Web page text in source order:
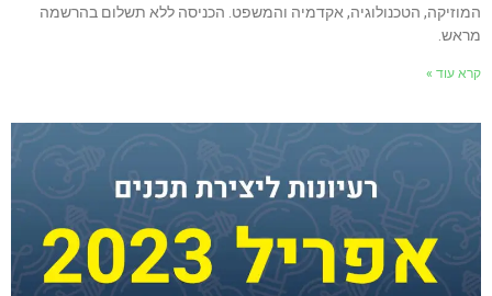
המוזיקה, הטכנולוגיה, אקדמיה והמשפט. הכניסה ללא תשלום בהרשמה
מראש.
קרא עוד »